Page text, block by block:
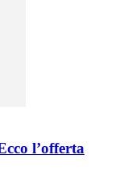
l’offerta